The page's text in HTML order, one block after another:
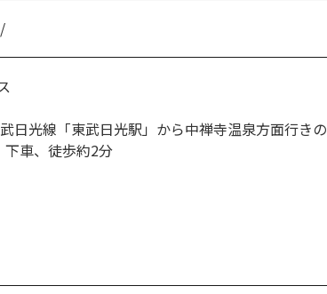
日光線「東武日光駅」から中禅寺温泉方面行きの
車、徒歩約2分